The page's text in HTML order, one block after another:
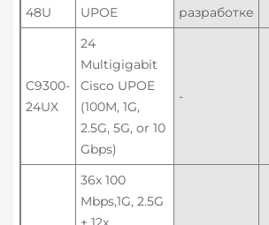
48U
UPOE
разработке
C9300-
24UX
24
Multigigabit
Cisco UPOE
(100M, 1G,
2.5G, 5G, or 10
Gbps)
-
36x 100
Mbps,1G, 2.5G